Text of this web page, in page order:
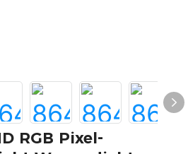
RGB Pixel-